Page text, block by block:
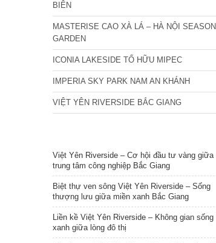
BIÊN
MASTERISE CAO XÀ LÁ – HÀ NỘI SEASON
GARDEN
ICONIA LAKESIDE TỐ HỮU MIPEC
IMPERIA SKY PARK NAM AN KHÁNH
VIỆT YÊN RIVERSIDE BẮC GIANG
Việt Yên Riverside – Cơ hội đầu tư vàng giữa
trung tâm công nghiệp Bắc Giang
Biệt thự ven sông Việt Yên Riverside – Sống
thượng lưu giữa miền xanh Bắc Giang
Liền kề Việt Yên Riverside – Không gian sống
xanh giữa lòng đô thị